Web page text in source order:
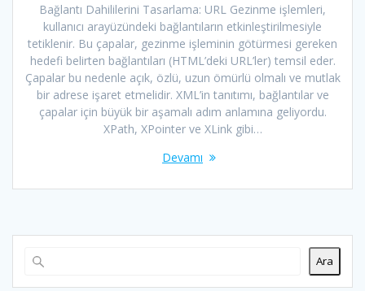
Bağlantı Dahililerini Tasarlama: URL Gezinme işlemleri,
kullanıcı arayüzündeki bağlantıların etkinleştirilmesiyle
tetiklenir. Bu çapalar, gezinme işleminin götürmesi gereken
hedefi belirten bağlantıları (HTML’deki URL’ler) temsil eder.
Çapalar bu nedenle açık, özlü, uzun ömürlü olmalı ve mutlak
bir adrese işaret etmelidir. XML’in tanıtımı, bağlantılar ve
çapalar için büyük bir aşamalı adım anlamına geliyordu.
XPath, XPointer ve XLink gibi…
Devamı
Ara